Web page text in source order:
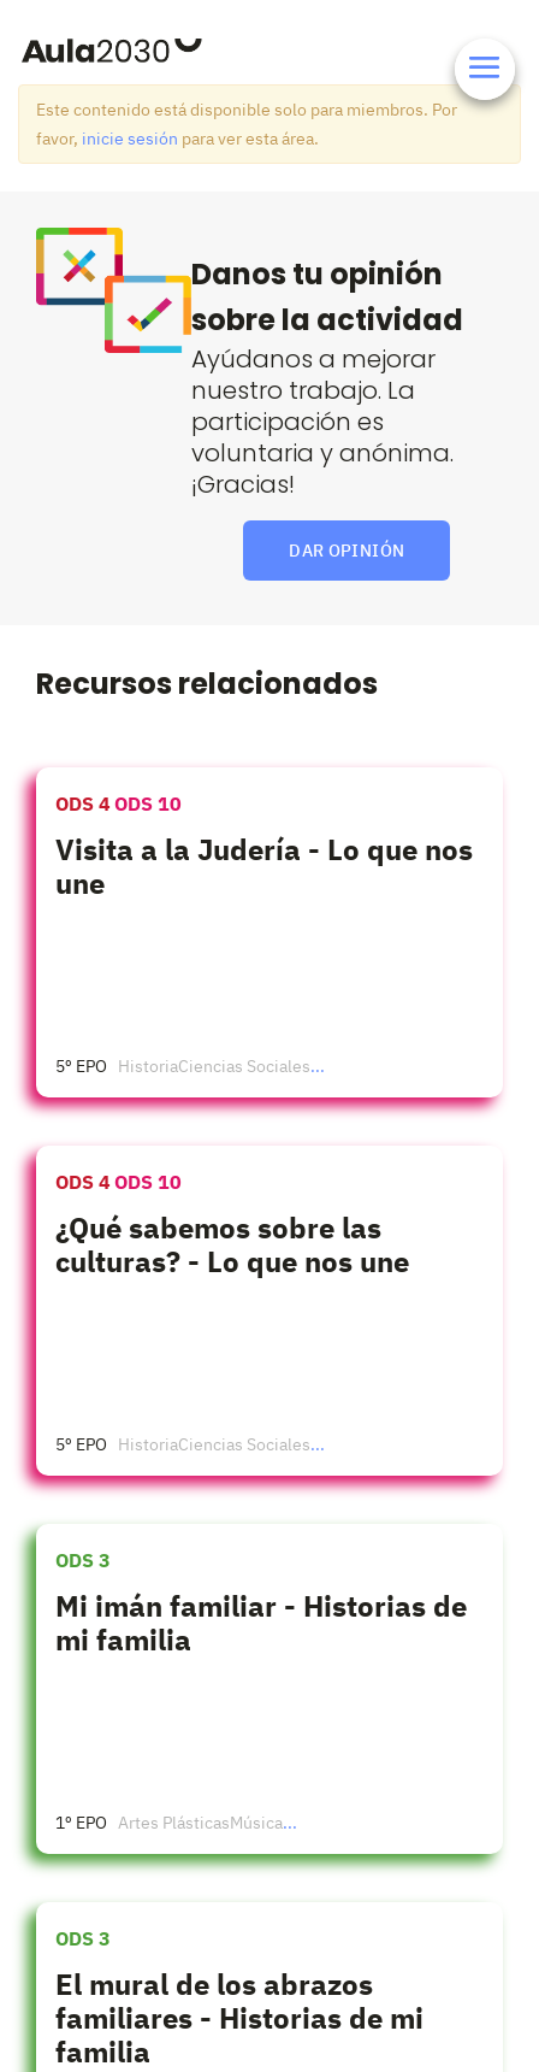
Este contenido está disponible solo para miembros. Por
favor, inicie sesión para ver esta área.
Danos tu opinión
sobre la actividad
Ayúdanos a mejorar
nuestro trabajo. La
participación es
voluntaria y anónima.
¡Gracias!
DAR OPINIÓN
Recursos relacionados
ODS 4 ODS 10
Visita a la Judería - Lo que nos
une
5º EPO HistoriaCiencias Sociales...
ODS 4 ODS 10
¿Qué sabemos sobre las
culturas? - Lo que nos une
5º EPO HistoriaCiencias Sociales...
ODS 3
Mi imán familiar - Historias de
mi familia
1º EPO Artes PlásticasMúsica...
ODS 3
El mural de los abrazos
familiares - Historias de mi
familia